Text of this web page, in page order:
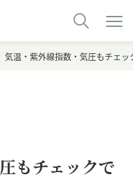
気温・紫外線指数・気圧もチェ
もチェックで